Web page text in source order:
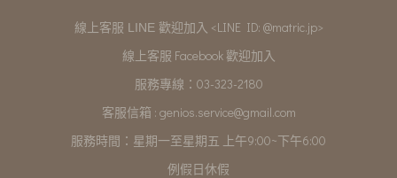
線上客服 LINE 歡迎加入 <LINE ID: @matric.jp>
線上客服 Facebook 歡迎加入
服務專線：03-323-2180
客服信箱 : genios.service@gmail.com
服務時間：星期一至星期五 上午9:00~下午6:00
例假日休假